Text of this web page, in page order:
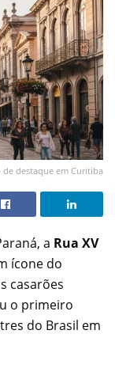
de destaque em Curitiba
a Rua XV
ícone do
casarões
o primeiro
do Brasil em